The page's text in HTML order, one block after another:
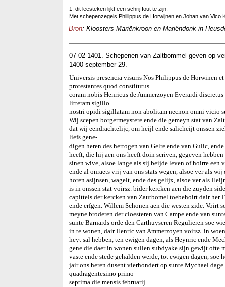
1. dit leesteken lijkt een schrijffout te zijn.
Met schepenzegels Phillippus de Horwijnen en Johan van Vico
Bron: Kloosters Mariënkroon en Mariëndonk in
07-02-1401. Schepenen van Zaltbommel geven op
1400 september 29.
Universis presencia visuris Nos Philippus de Horwinen
protestantes quod constitutus
coram nobis Henricus de Ammerzoyen Everardi
litteram sigillo
nostri opidi sigillatam non abolitam necnon omni vicio
Wij scepen borgermeystere ende die gemeyn stat van
dat wij eendrachtelijc, om heijl ende salicheijt onssen
liefs gene-
digen heren des hertogen van Gelre ende van Gulic,
heeft, die hij aen ons heeft doin scriven, gegeven
sinen wive, alsoe lange als sij beijde leven of hoirre
ende al onraets vrij van ons stats wegen, alsoe ver als
horen asijnsen, wagelt, ende des gelijx, alsoe ver als
is in onssen stat voirsz. bider kercken aen die zuyden
capittels der kercken van Zautbomel toebehoirt dair her
ende erfgen. Willem Schonen aen die westen zide. Voirt
meyne broderen der cloesteren van Campe ende van
sunte Barnards orde den Carthuyseren Regulieren soe
in te wonen, dair Henric van Ammerzoyen voirsz. in
heyt sal hebben, ten ewigen dagen, als Heynric ende
gene die daer in wonen sullen subdyake sijn gewijt ofte
vaste ende stede gehalden werde, tot ewigen dagen,
jair ons heren dusent vierhondert op sunte Mychael
quadragentesimo primo
septima die mensis februarij